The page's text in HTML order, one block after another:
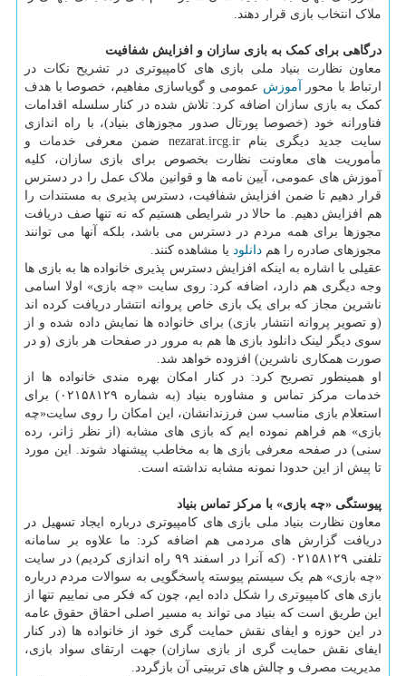
ملاک انتخاب بازی قرار دهند.
درگاهی برای کمک به بازی سازان و افزایش شفافیت
معاون نظارت بنیاد ملی بازی های کامپیوتری در تشریح نکات در
ارتباط با محور
آموزش عمومی و گویاسازی مفاهیم، خصوصا با هدف
کمک به بازی سازان اضافه کرد: تلاش شده در کنار سلسله اقدامات
فناورانه خود (خصوصا پورتال صدور مجوزهای بنیاد)، با راه اندازی
سایت جدید دیگری بنام nezarat.ircg.ir ضمن معرفی خدمات و
مأموریت های معاونت نظارت بخصوص برای بازی سازان، کلیه
آموزش های عمومی، آیین نامه ها و قوانین ملاک عمل را در دسترس
قرار دهیم تا ضمن افزایش شفافیت، دسترس پذیری به مستندات را
هم افزایش دهیم. ما حالا در شرایطی هستیم که نه تنها صف دریافت
مجوزها برای همه مردم در دسترس می باشد، بلکه آنها می توانند
مجوزهای صادره را هم دانلود یا مشاهده کنند.
عقیلی با اشاره به اینکه افزایش دسترس پذیری خانواده ها به بازی ها
وجه دیگری هم دارد، اضافه کرد: روی سایت «چه بازی» اولا اسامی
ناشرین مجاز که برای یک بازی خاص پروانه انتشار دریافت کرده اند
(و تصویر پروانه انتشار بازی) برای خانواده ها نمایش داده شده و از
سوی دیگر لینک دانلود بازی ها هم به مرور در صفحات هر بازی (و در
صورت همکاری ناشرین) افزوده خواهد شد.
او همینطور تصریح کرد: در کنار امکان بهره مندی خانواده ها از
خدمات مرکز تماس و مشاوره بنیاد (به شماره ۰۲۱۵۸۱۲۹) برای
استعلام بازی مناسب سن فرزندانشان، این امکان را روی سایت«چه
بازی» هم فراهم نموده ایم که بازی های مشابه (از نظر ژانر، رده
سنی) در صفحه معرفی بازی ها به مخاطب پیشنهاد شوند. این مورد
تا پیش از این حدودا نمونه مشابه نداشته است.
پیوستگی «چه بازی» با مرکز تماس بنیاد
معاون نظارت بنیاد ملی بازی های کامپیوتری درباره ایجاد تسهیل در
دریافت گزارش های مردمی هم اضافه کرد: ما علاوه بر سامانه
تلفنی ۰۲۱۵۸۱۲۹ (که آنرا در اسفند ۹۹ راه اندازی کردیم) در سایت
«چه بازی» هم یک سیستم پیوسته پاسخگویی به سوالات مردم درباره
بازی های کامپیوتری را شکل داده ایم، چون که فکر می نماییم تنها از
این طریق است که بنیاد می تواند به مسیر اصلی احقاق حقوق عامه
در این حوزه و ایفای نقش حمایت گری خود از خانواده ها (در کنار
ایفای نقش حمایت گری از بازی سازان) جهت ارتقای سواد بازی،
مدیریت مصرف و چالش های تربیتی آن بازگردد.